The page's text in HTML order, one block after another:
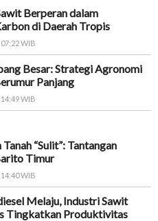
Berperan dalam
di Daerah Tropis
WIB
Besar: Strategi Agronomi
Panjang
WIB
“Sulit”: Tantangan
Timur
WIB
Melaju, Industri Sawit
Tingkatkan Produktivitas